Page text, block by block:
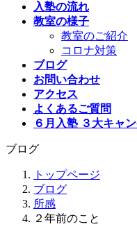
入塾の流れ
教室の様子
教室のご紹介
コロナ対策
ブログ
お問い合わせ
アクセス
よくあるご質問
６月入塾 ３大キャ
ブログ
トップページ
ブログ
所感
２年前のこと